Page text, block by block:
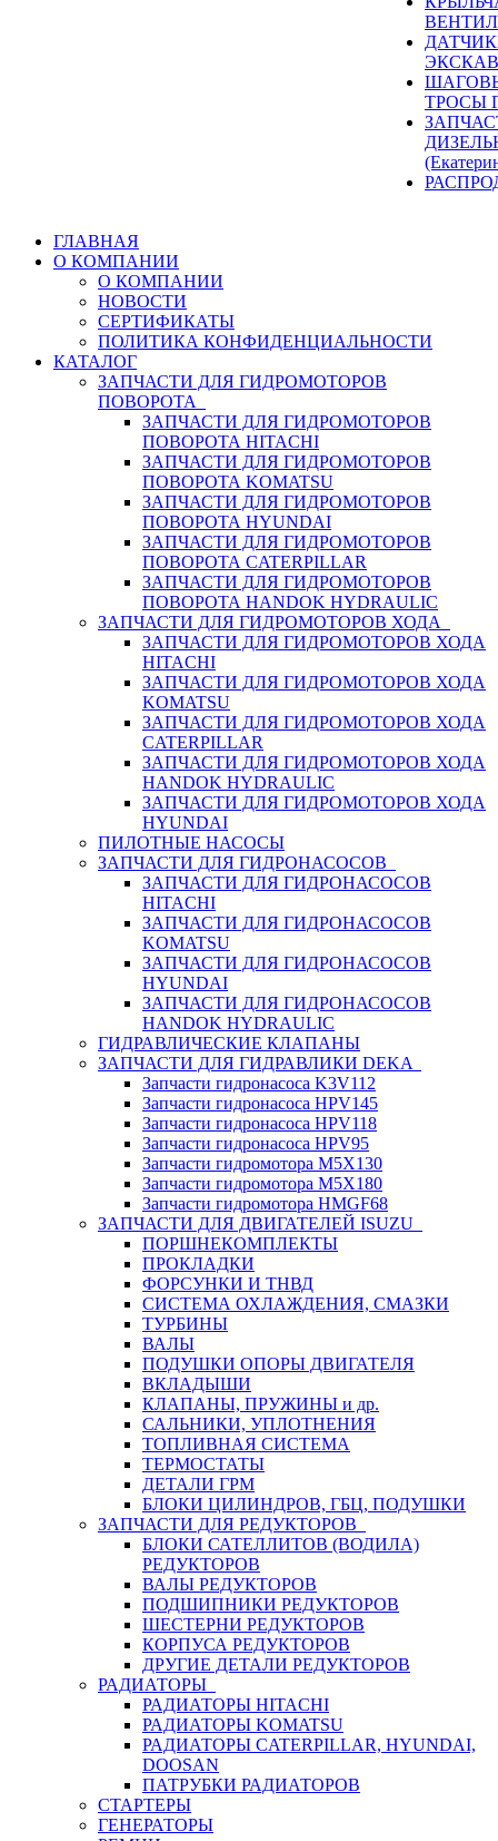
ТРОСЫ
ГЛАВНАЯ
О КОМПАНИИ
О КОМПАНИИ
НОВОСТИ
СЕРТИФИКАТЫ
ПОЛИТИКА КОНФИДЕНЦИАЛЬНОСТИ
КАТАЛОГ
ЗАПЧАСТИ ДЛЯ ГИДРОМОТОРОВ
ПОВОРОТА
ЗАПЧАСТИ ДЛЯ ГИДРОМОТОРОВ
ПОВОРОТА HITACHI
ЗАПЧАСТИ ДЛЯ ГИДРОМОТОРОВ
ПОВОРОТА KOMATSU
ЗАПЧАСТИ ДЛЯ ГИДРОМОТОРОВ
ПОВОРОТА HYUNDAI
ЗАПЧАСТИ ДЛЯ ГИДРОМОТОРОВ
ПОВОРОТА CATERPILLAR
ЗАПЧАСТИ ДЛЯ ГИДРОМОТОРОВ
ПОВОРОТА HANDOK HYDRAULIC
ЗАПЧАСТИ ДЛЯ ГИДРОМОТОРОВ ХОДА
ЗАПЧАСТИ ДЛЯ ГИДРОМОТОРОВ ХОДА
HITACHI
ЗАПЧАСТИ ДЛЯ ГИДРОМОТОРОВ ХОДА
KOMATSU
ЗАПЧАСТИ ДЛЯ ГИДРОМОТОРОВ ХОДА
CATERPILLAR
ЗАПЧАСТИ ДЛЯ ГИДРОМОТОРОВ ХОДА
HANDOK HYDRAULIC
ЗАПЧАСТИ ДЛЯ ГИДРОМОТОРОВ ХОДА
HYUNDAI
ПИЛОТНЫЕ НАСОСЫ
ЗАПЧАСТИ ДЛЯ ГИДРОНАСОСОВ
ЗАПЧАСТИ ДЛЯ ГИДРОНАСОСОВ
HITACHI
ЗАПЧАСТИ ДЛЯ ГИДРОНАСОСОВ
KOMATSU
ЗАПЧАСТИ ДЛЯ ГИДРОНАСОСОВ
HYUNDAI
ЗАПЧАСТИ ДЛЯ ГИДРОНАСОСОВ
HANDOK HYDRAULIC
ГИДРАВЛИЧЕСКИЕ КЛАПАНЫ
ЗАПЧАСТИ ДЛЯ ГИДРАВЛИКИ DEKA
Запчасти гидронасоса K3V112
Запчасти гидронасоса HPV145
Запчасти гидронасоса HPV118
Запчасти гидронасоса HPV95
Запчасти гидромотора M5X130
Запчасти гидромотора M5X180
Запчасти гидромотора HMGF68
ЗАПЧАСТИ ДЛЯ ДВИГАТЕЛЕЙ ISUZU
ПОРШНЕКОМПЛЕКТЫ
ПРОКЛАДКИ
ФОРСУНКИ И ТНВД
СИСТЕМА ОХЛАЖДЕНИЯ, СМАЗКИ
ТУРБИНЫ
ВАЛЫ
ПОДУШКИ ОПОРЫ ДВИГАТЕЛЯ
ВКЛАДЫШИ
КЛАПАНЫ, ПРУЖИНЫ и др.
САЛЬНИКИ, УПЛОТНЕНИЯ
ТОПЛИВНАЯ СИСТЕМА
ТЕРМОСТАТЫ
ДЕТАЛИ ГРМ
БЛОКИ ЦИЛИНДРОВ, ГБЦ, ПОДУШКИ
ЗАПЧАСТИ ДЛЯ РЕДУКТОРОВ
БЛОКИ САТЕЛЛИТОВ (ВОДИЛА)
РЕДУКТОРОВ
ВАЛЫ РЕДУКТОРОВ
ПОДШИПНИКИ РЕДУКТОРОВ
ШЕСТЕРНИ РЕДУКТОРОВ
КОРПУСА РЕДУКТОРОВ
ДРУГИЕ ДЕТАЛИ РЕДУКТОРОВ
РАДИАТОРЫ
РАДИАТОРЫ HITACHI
РАДИАТОРЫ KOMATSU
РАДИАТОРЫ CATERPILLAR, HYUNDAI,
DOOSAN
ПАТРУБКИ РАДИАТОРОВ
СТАРТЕРЫ
ГЕНЕРАТОРЫ